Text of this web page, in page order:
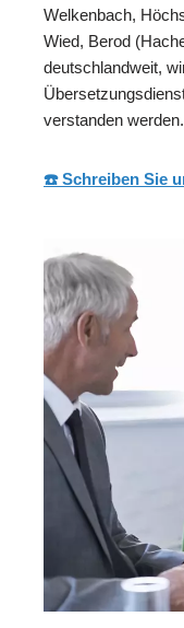
Welkenbach,
Wied, Berod
deutschlandweit,
verstanden werden.
☎️ Schreiben Sie